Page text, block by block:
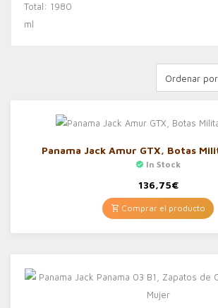
Ordenar
Panama Jack Amur GTX, Botas
In Stock
136,75€
Comprar el producto